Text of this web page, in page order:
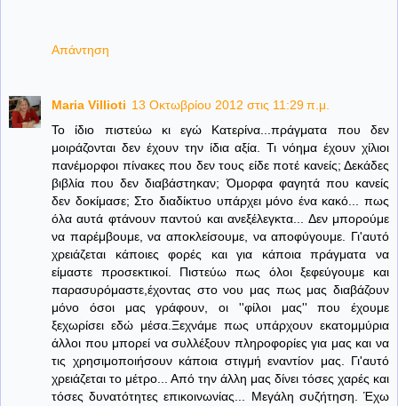
Απάντηση
Maria Villioti 13 Οκτωβρίου 2012 στις 11:29 π.μ.
Το ίδιο πιστεύω κι εγώ Κατερίνα...πράγματα που δεν
μοιράζονται δεν έχουν την ίδια αξία. Τι νόημα έχουν χίλιοι
πανέμορφοι πίνακες που δεν τους είδε ποτέ κανείς; Δεκάδες
βιβλία που δεν διαβάστηκαν; Όμορφα φαγητά που κανείς
δεν δοκίμασε; Στο διαδίκτυο υπάρχει μόνο ένα κακό... πως
όλα αυτά φτάνουν παντού και ανεξέλεγκτα... Δεν μπορούμε
να παρέμβουμε, να αποκλείσουμε, να αποφύγουμε. Γι'αυτό
χρειάζεται κάποιες φορές και για κάποια πράγματα να
είμαστε προσεκτικοί. Πιστεύω πως όλοι ξεφεύγουμε και
παρασυρόμαστε,έχοντας στο νου μας πως μας διαβάζουν
μόνο όσοι μας γράφουν, οι ''φίλοι μας'' που έχουμε
ξεχωρίσει εδώ μέσα.Ξεχνάμε πως υπάρχουν εκατομμύρια
άλλοι που μπορεί να συλλέξουν πληροφορίες για μας και να
τις χρησιμοποιήσουν κάποια στιγμή εναντίον μας. Γι'αυτό
χρειάζεται το μέτρο... Από την άλλη μας δίνει τόσες χαρές και
τόσες δυνατότητες επικοινωνίας... Μεγάλη συζήτηση. Έχω